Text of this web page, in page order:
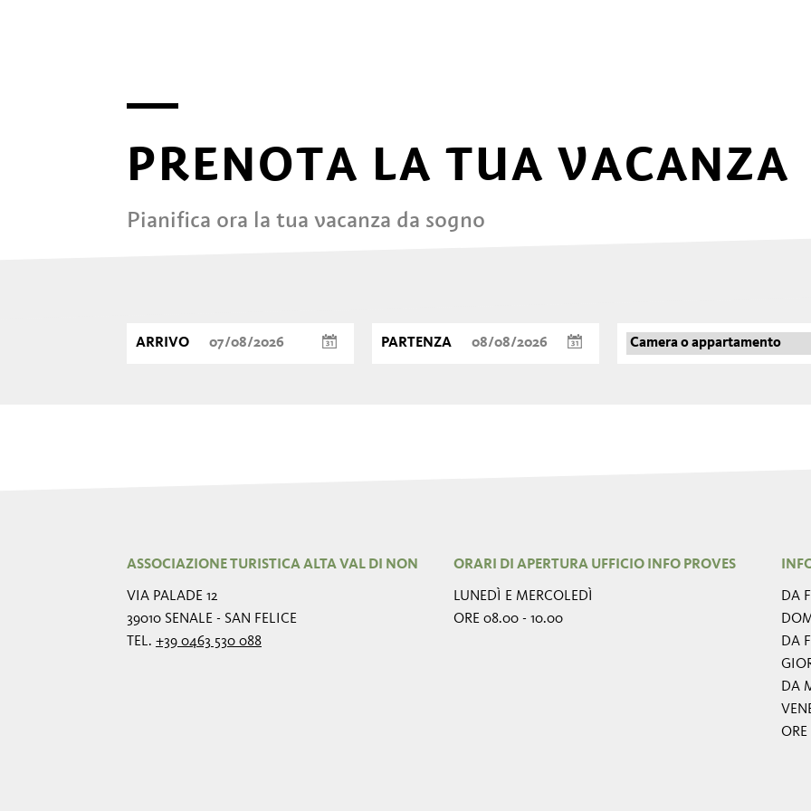
PRENOTA LA TUA VACANZA
Pianifica ora la tua vacanza da sogno
ARRIVO PARTENZA
ASSOCIAZIONE TURISTICA ALTA VAL DI NON
VIA PALADE 12
39010 SENALE - SAN FELICE
TEL. +39 0463 530 088
ORARI DI APERTURA UFFICIO INFO PROVES
LUNEDÌ E MERCOLEDÌ
ORE 08.00 - 10.00
DA
DA
DA
ORE